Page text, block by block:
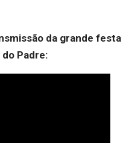
da grande festa
Padre: